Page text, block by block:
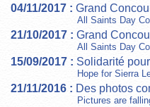
04/11/2017 : Grand
All Saints Day
21/10/2017 : Grand
All Saints Day
15/09/2017 : Solidarité
Hope for Sierra
21/11/2016 : Des photos
Pictures are